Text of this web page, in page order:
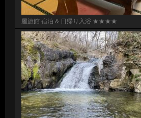
屋旅館 宿泊 & 日帰り入浴 ★★★★